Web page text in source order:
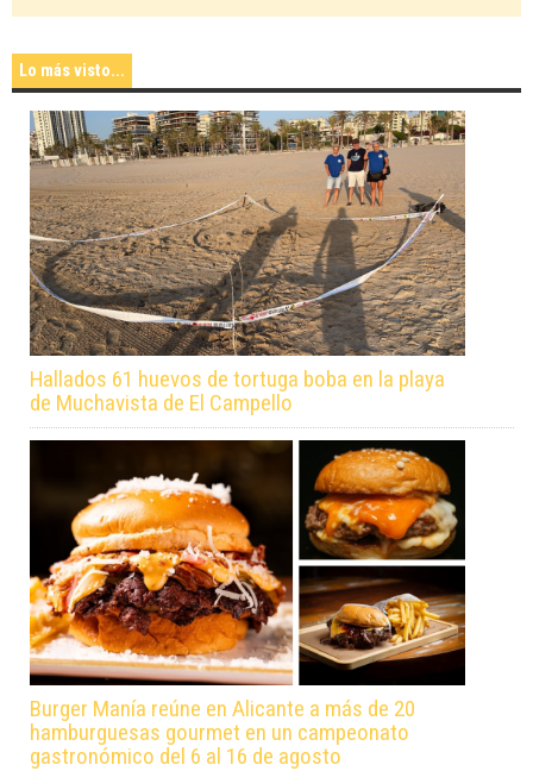
Lo más visto...
Hallados 61 huevos de tortuga boba en la playa
de Muchavista de El Campello
Burger Manía reúne en Alicante a más de 20
hamburguesas gourmet en un campeonato
gastronómico del 6 al 16 de agosto